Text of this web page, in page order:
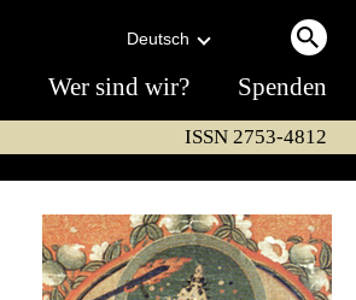
Deutsch
Wer sind wir? Spenden
ISSN 2753-4812